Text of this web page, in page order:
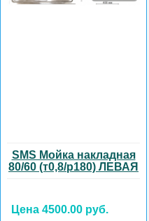
SMS Мойка накладная
80/60 (т0,8/р180) ЛЕВАЯ
Цена 4500.00 руб.